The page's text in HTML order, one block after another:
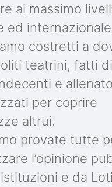
al massimo
ed
costretti a
teatrini, fatti di
e
per coprire
altrui.
provate tutte
l’opinione
e da